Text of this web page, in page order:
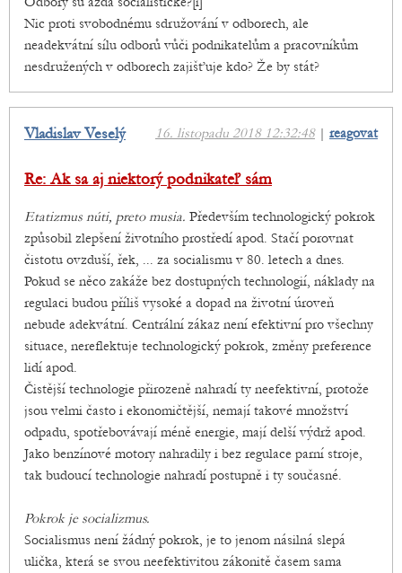
Nic proti svobodnému sdružování v odborech, ale
neadekvátní sílu odborů vůči podnikatelům a pracovníkům
nesdružených v odborech zajišťuje kdo? Že by stát?
16. listopadu 2018 12:32:48| reagovat
Vladislav Veselý
Re: Ak sa aj niektorý podnikateľ sám
Etatizmus núti, preto musia. Především technologický pokrok
způsobil zlepšení životního prostředí apod. Stačí porovnat
čistotu ovzduší, řek, ... za socialismu v 80. letech a dnes.
Pokud se něco zakáže bez dostupných technologií, náklady na
regulaci budou příliš vysoké a dopad na životní úroveň
nebude adekvátní. Centrální zákaz není efektivní pro všechny
situace, nereflektuje technologický pokrok, změny preference
lidí apod.
Čistější technologie přirozeně nahradí ty neefektivní, protože
jsou velmi často i ekonomičtější, nemají takové množství
odpadu, spotřebovávají méně energie, mají delší výdrž apod.
Jako benzínové motory nahradily i bez regulace parní stroje,
tak budoucí technologie nahradí postupně i ty současné.
Pokrok je socializmus.
Socialismus není žádný pokrok, je to jenom násilná slepá
ulička, která se svou neefektivitou zákonitě časem sama